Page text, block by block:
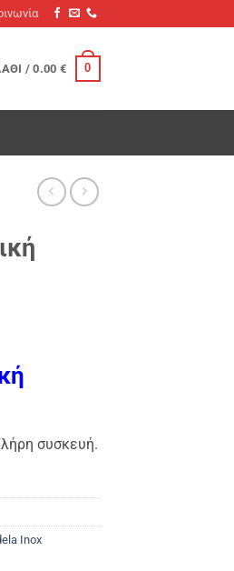
/0.00 € 0
συσκευή.
Inox